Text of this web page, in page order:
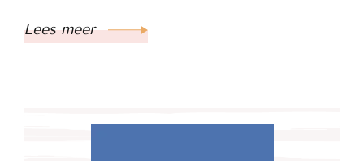
Lees meer